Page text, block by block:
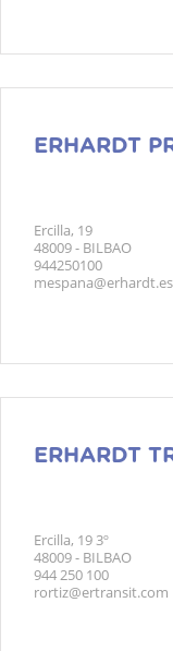
ERHARDT
Ercilla, 19
48009 - BILBAO
944250100
mespana@erhardt.es
ERHARDT
Ercilla, 19 3º
48009 - BILBAO
944 250 100
rortiz@ertransit.com